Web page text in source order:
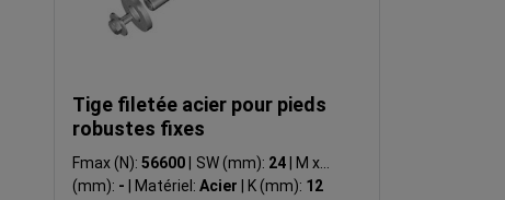
Tige filetée acier pour pieds
robustes fixes
Fmax (N):56600 SW (mm): 24
M x L
(mm): - Matériel: Acier K (mm): 12